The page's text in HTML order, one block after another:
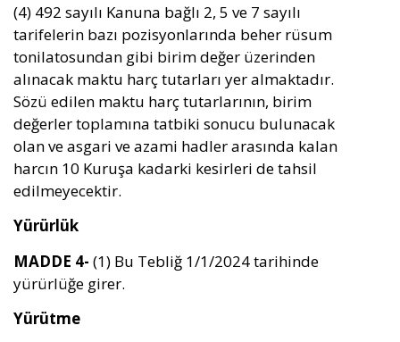
(4) 492 sayılı Kanuna bağlı 2, 5 ve 7 sayılı
tarifelerin bazı pozisyonlarında beher rüsum
tonilatosundan gibi birim değer üzerinden
alınacak maktu harç tutarları yer almaktadır.
Sözü edilen maktu harç tutarlarının, birim
değerler toplamına tatbiki sonucu bulunacak
olan ve asgari ve azami hadler arasında kalan
harcın 10 Kuruşa kadarki kesirleri de tahsil
edilmeyecektir.
Yürürlük
MADDE 4- (1) Bu Tebliğ 1/1/2024 tarihinde
yürürlüğe girer.
Yürütme